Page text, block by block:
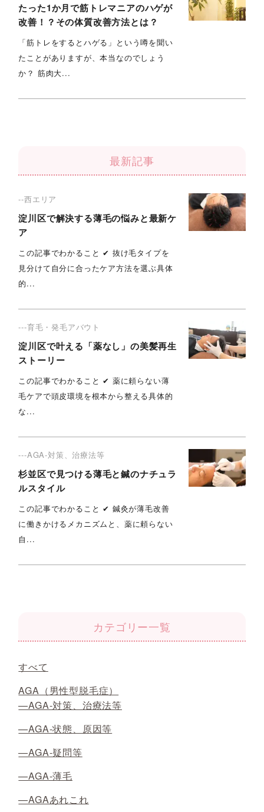
たった1か月で筋トレマニアのハゲが
改善！？その体質改善方法とは？
「筋トレをするとハゲる」という噂を聞い
たことがありますが、本当なのでしょう
か？ 筋肉大...
最新記事
--西エリア
淀川区で解決する薄毛の悩みと最新ケ
ア
この記事でわかること ✔︎ 抜け毛タイプを
見分けて自分に合ったケア方法を選ぶ具体
的...
---育毛・発毛アバウト
淀川区で叶える「薬なし」の美髪再生
ストーリー
この記事でわかること ✔︎ 薬に頼らない薄
毛ケアで頭皮環境を根本から整える具体的
な...
---AGA-対策、治療法等
杉並区で見つける薄毛と鍼のナチュラ
ルスタイル
この記事でわかること ✔︎ 鍼灸が薄毛改善
に働きかけるメカニズムと、薬に頼らない
自...
カテゴリー一覧
すべて
AGA（男性型脱毛症）
—AGA-対策、治療法等
—AGA-状態、原因等
—AGA-疑問等
—AGA-薄毛
—AGAあれこれ